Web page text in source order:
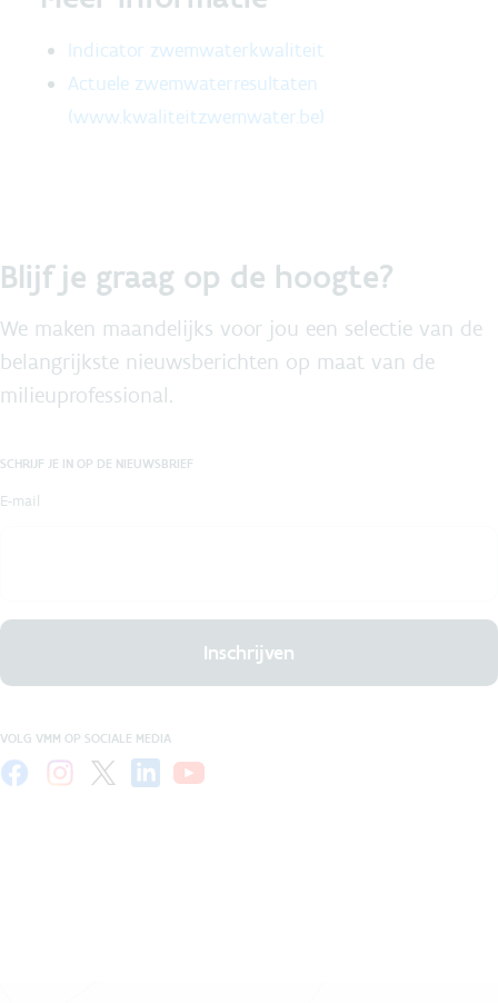
Indicator zwemwaterkwaliteit
Actuele zwemwaterresultaten
(www.kwaliteitzwemwater.be)
Blijf je graag op de hoogte?
We maken maandelijks voor jou een selectie van de
belangrijkste nieuwsberichten op maat van de
milieuprofessional.
SCHRIJF JE IN OP DE NIEUWSBRIEF
E-mail
Inschrijven
VOLG VMM OP SOCIALE MEDIA